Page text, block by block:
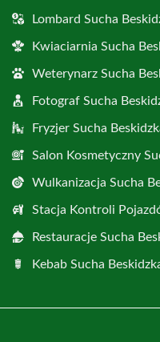
Lombard Sucha
Kwiaciarnia Sucha
Weterynarz Sucha
Fotograf Sucha
Fryzjer Sucha
Salon Kosmetyczny
Wulkanizacja Sucha
Stacja Kontroli
Restauracje Sucha
Kebab Sucha